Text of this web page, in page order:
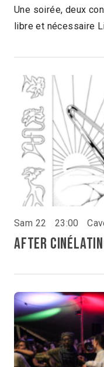
Une soirée, deux
libre et nécessaire
Sam 22 23:00
After